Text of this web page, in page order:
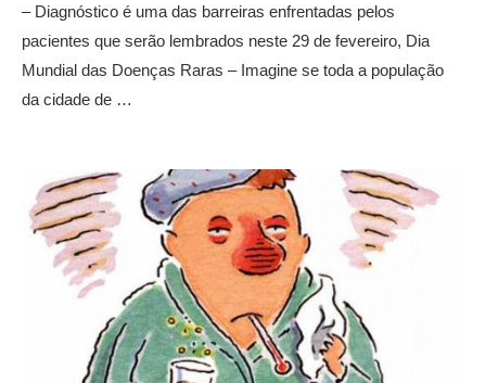
– Diagnóstico é uma das barreiras enfrentadas pelos
pacientes que serão lembrados neste 29 de fevereiro, Dia
Mundial das Doenças Raras – Imagine se toda a população
da cidade de …